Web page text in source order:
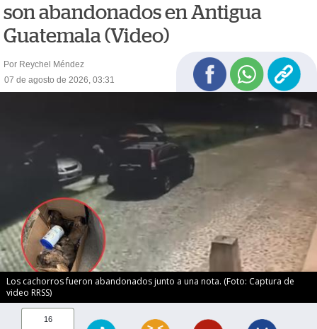
son abandonados en Antigua
Guatemala (Video)
Por Reychel Méndez
07 de agosto de 2026, 03:31
Los cachorros fueron abandonados junto a una nota. (Foto: Captura de
video RRSS)
16